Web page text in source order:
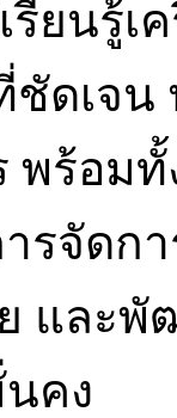
ยนรู้เค
ดเจน
ร้อมทั้
รจัดก
และพั
คง